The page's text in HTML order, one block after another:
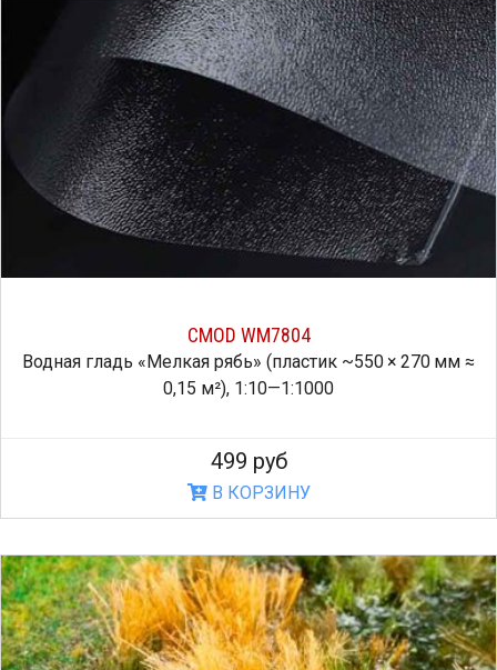
CMOD WM7804
Водная гладь «Мелкая рябь» (пластик ~550 × 270 мм ≈
0,15 м²), 1:10—1:1000
499 руб
В КОРЗИНУ